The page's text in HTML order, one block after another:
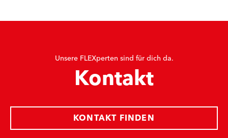
Unsere FLEXperten sind für dich da.
Kontakt
KONTAKT FINDEN